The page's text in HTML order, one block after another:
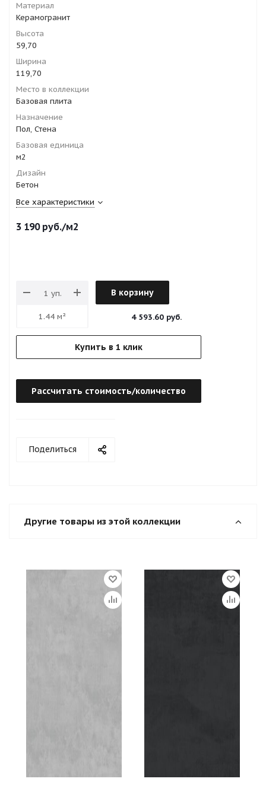
Материал
Керамогранит
Высота
59,70
Ширина
119,70
Место в коллекции
Базовая плита
Назначение
Пол, Стена
Базовая единица
м2
Дизайн
Бетон
Все характеристики
3 190руб./м2
В корзину
4 593.60 руб.
Купить в 1 клик
Рассчитать стоимость/количество
Поделиться
Другие товары из этой коллекции